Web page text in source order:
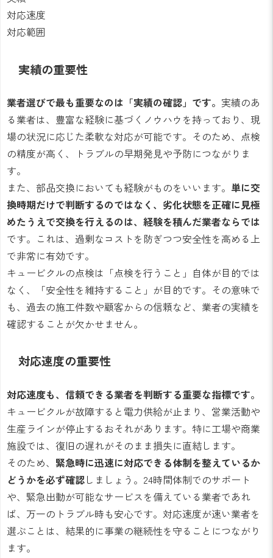
対応速度
対応範囲
実績の重要性
業者選びで最も重要なのは「実績の確認」です。 実績のあ
る業者は、豊富な経験に基づくノウハウを持っており、現
場の状況に応じた柔軟な対応が可能です。そのため、点検
の精度が高く、トラブルの早期発見や予防につながりま
す。
また、部品交換においても経験がものをいいます。 単に交
換時期だけで判断するのではなく、劣化状態を正確に見極
めたうえで交換を行えるのは、経験を積んだ業者ならでは
です。これは、過剰なコストを防ぎつつ安全性を高める上
で非常に有効です。
キュービクルの点検は「点検を行うこと」自体が目的では
なく、「安全性を維持すること」が目的です。その意味で
も、過去の施工件数や顧客からの信頼など、業者の実績を
確認することが欠かせません。
対応速度の重要性
対応速度も、信頼できる業者を判断する重要な指標です。
キュービクルが故障すると電力供給が止まり、営業活動や
生産ラインが停止するおそれがあります。特に工場や商業
施設では、復旧の遅れがそのまま損失に直結します。
そのため、 緊急時に迅速に対応できる体制を整えているか
どうかを必ず確認しましょう。24時間体制でのサポート
や、緊急出動が可能なサービスを備えている業者であれ
ば、万一のトラブル時も安心です。対応速度が速い業者を
選ぶことは、結果的に事業の継続性を守ることにつながり
ます。